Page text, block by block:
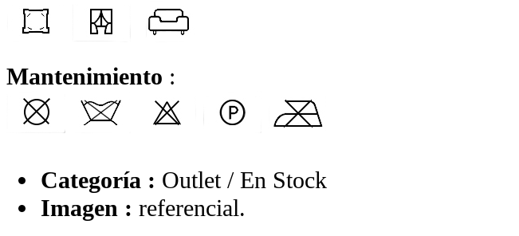
Mantenimiento :
Categoría : Outlet / En Stock
Imagen : referencial.